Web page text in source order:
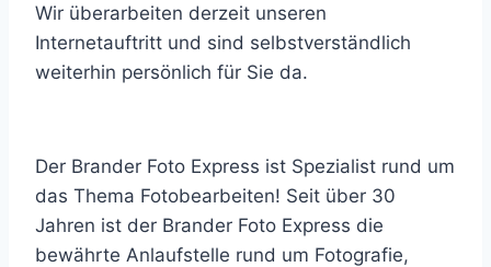
Wir überarbeiten derzeit unseren
Internetauftritt und sind selbstverständlich
weiterhin persönlich für Sie da.
Der Brander Foto Express ist Spezialist rund um
das Thema Fotobearbeiten! Seit über 30
Jahren ist der Brander Foto Express die
bewährte Anlaufstelle rund um Fotografie,